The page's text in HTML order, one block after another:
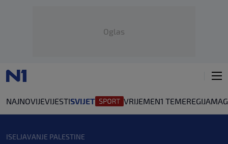
Oglas
NAJNOVIJEVIJESTISVIJET VRIJEMEN1 TEMEREGIJA
ISELJAVANJE PALESTINE